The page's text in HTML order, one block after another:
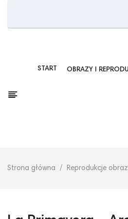
START OBRAZY I
Strona główna Reprodukcje